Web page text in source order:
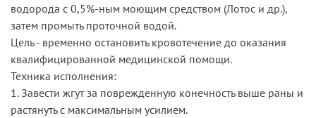
водорода с 0,5%-ным моющим средством (Лотос и др.),
затем промыть проточной водой.
Цель - временно остановить кровотечение до оказания
квалифицированной медицинской помощи.
Техника исполнения:
1. Завести жгут за поврежденную конечность выше раны и
растянуть с максимальным усилием.